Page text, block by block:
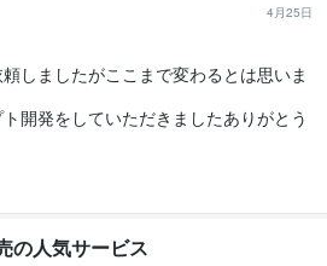
4月25日
しましたがここまで変わるとは思いま
開発をしていただきましたありがとう
の人気サービス